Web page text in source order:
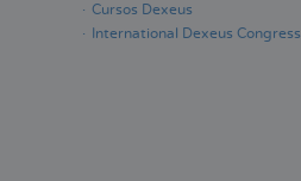
Cursos Dexeus
International Dexeus Congress